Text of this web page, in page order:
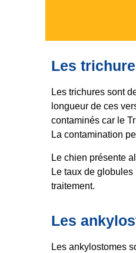
Les
Les trichures sont
longueur de ces
contaminés car le
La contamination
Le chien présente
Le taux de
traitement.
Les
Les ankylostomes